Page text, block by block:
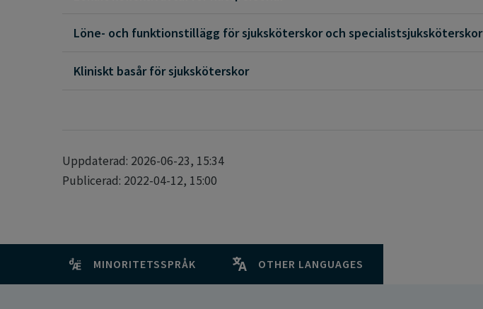
Löne- och funktionstillägg för sjuksköterskor och specialistsjuksköterskor
Kliniskt basår för sjuksköterskor
Uppdaterad: 2026-06-23, 15:34
Publicerad: 2022-04-12, 15:00
MINORITETSSPRÅK OTHER LANGUAGES